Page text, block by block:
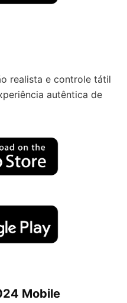
realista e controle tátil
autêntica de
Mobile